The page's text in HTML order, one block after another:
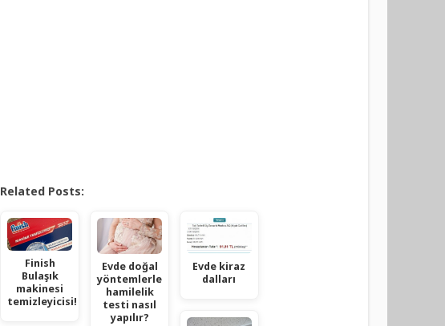
Related Posts:
Finish
Bulaşık
makinesi
temizleyicisi!
Evde doğal
yöntemlerle
hamilelik
testi nasıl
yapılır?
Evde kiraz
dalları